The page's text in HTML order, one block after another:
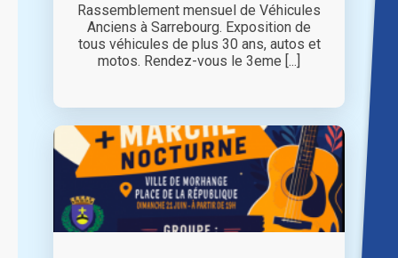
Rassemblement mensuel de Véhicules
Anciens à Sarrebourg. Exposition de
tous véhicules de plus 30 ans, autos et
motos. Rendez-vous le 3eme [...]